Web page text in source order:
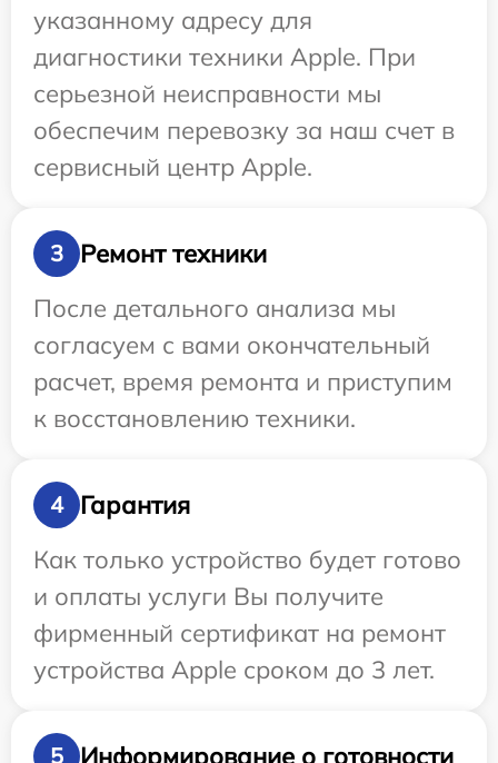
указанному адресу для
диагностики техники Apple. При
серьезной неисправности мы
обеспечим перевозку за наш счет в
сервисный центр Apple.
3
Ремонт техники
После детального анализа мы
согласуем с вами окончательный
расчет, время ремонта и приступим
к восстановлению техники.
4
Гарантия
Как только устройство будет готово
и оплаты услуги Вы получите
фирменный сертификат на ремонт
устройства Apple сроком до 3 лет.
5 Информирование о готовности